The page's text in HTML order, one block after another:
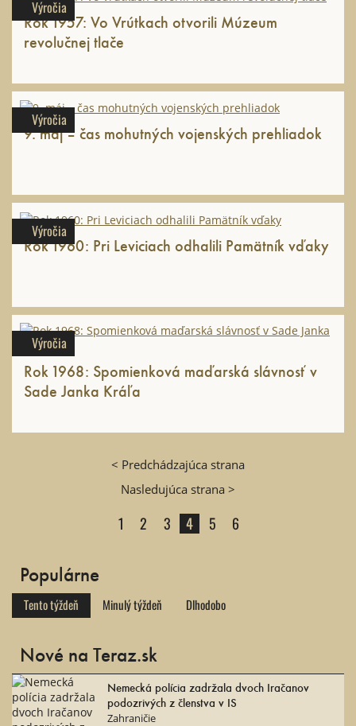
Výročia
Rok 1957: Vo Vrútkach otvorili Múzeum
revolučnej tlače
Výročia
9. máj – čas mohutných vojenských prehliadok
Výročia
Rok 1960: Pri Leviciach odhalili Pamätník vďaky
Výročia
Rok 1968: Spomienková maďarská slávnosť v
Sade Janka Kráľa
< Predchádzajúca strana
Nasledujúca strana >
1 2 3 4 5 6
Populárne
Tento týždeň Minulý týždeň Dlhodobo
Nové na Teraz.sk
Nemecká polícia zadržala dvoch Iračanov
podozrivých z členstva v IS
Zahraničie